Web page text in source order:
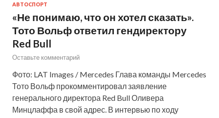
АВТОСПОРТ
«Не понимаю, что он хотел сказать».
Тото Вольф ответил гендиректору
Red Bull
Оставьте комментарий
Фото: LAT Images / Mercedes Глава команды Mercedes
Тото Вольф прокомментировал заявление
генерального директора Red Bull Оливера
Минцлаффа в свой адрес. В интервью по ходу